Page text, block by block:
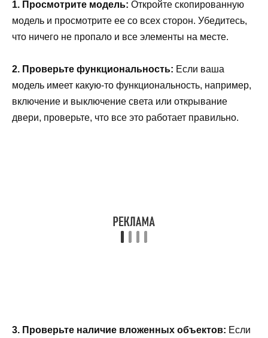
1. Просмотрите модель: Откройте скопированную
модель и просмотрите ее со всех сторон. Убедитесь,
что ничего не пропало и все элементы на месте.
2. Проверьте функциональность: Если ваша
модель имеет какую-то функциональность, например,
включение и выключение света или открывание
двери, проверьте, что все это работает правильно.
3. Проверьте наличие вложенных объектов: Если